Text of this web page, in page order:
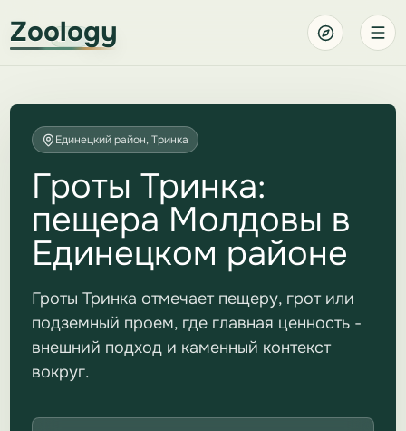
Zoology
Единецкий район, Тринка
Гроты Тринка:
пещера Молдовы в
Единецком районе
Гроты Тринка отмечает пещеру, грот или
подземный проем, где главная ценность -
внешний подход и каменный контекст
вокруг.